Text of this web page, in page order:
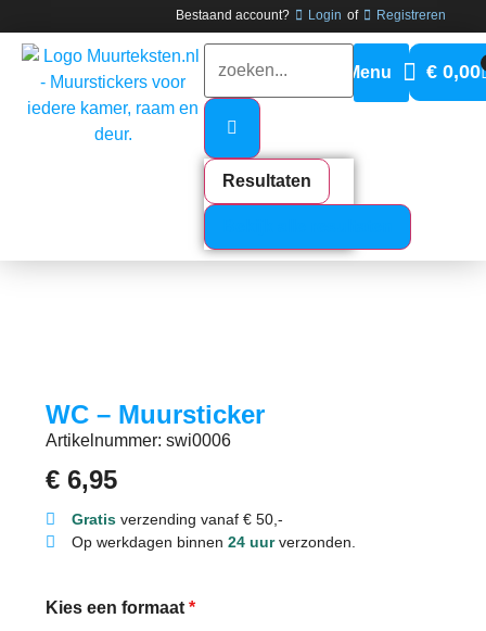
Bestaand account? Login of Registreren
Resultaten
€0,00
WC – Muursticker
Artikelnummer: swi0006
€ 6,95
Gratisverzending vanaf € 50,-
Op werkdagen binnen 24 uurverzonden.
Kies een formaat *